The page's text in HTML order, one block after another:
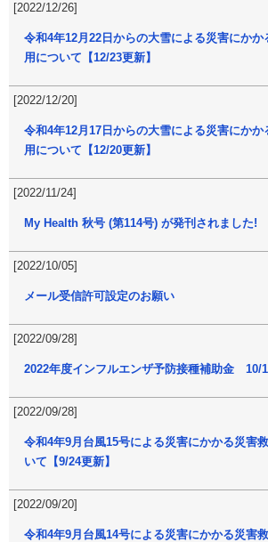
[2022/12/26]
令和4年12月22日からの大雪による災害にかか
用について【12/23更新】
[2022/12/20]
令和4年12月17日からの大雪による災害にかか
用について【12/20更新】
[2022/11/24]
My Health 秋号 (第114号) が発刊されました!
[2022/10/05]
メール受信許可設定のお願い
[2022/09/28]
2022年度インフルエンザ予防接種補助金 10/
[2022/09/28]
令和4年9月台風15号による災害にかかる災害
いて【9/24更新】
[2022/09/20]
令和4年9月台風14号による災害にかかる災害